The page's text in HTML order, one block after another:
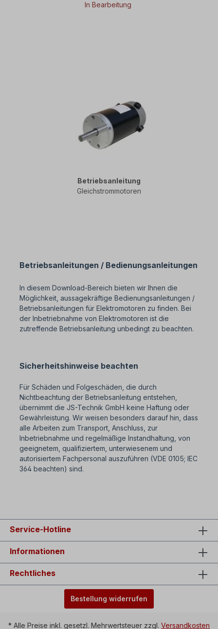
In Bearbeitung
Betriebsanleitung
Gleichstrommotoren
Betriebsanleitungen / Bedienungsanleitungen
In diesem Download-Bereich bieten wir Ihnen die
Möglichkeit, aussagekräftige Bedienungsanleitungen /
Betriebsanleitungen für Elektromotoren zu finden. Bei
der Inbetriebnahme von Elektromotoren ist die
zutreffende Betriebsanleitung unbedingt zu beachten.
Sicherheitshinweise beachten
Für Schäden und Folgeschäden, die durch
Nichtbeachtung der Betriebsanleitung entstehen,
übernimmt die JS-Technik GmbH keine Haftung oder
Gewährleistung. Wir weisen besonders darauf hin, dass
alle Arbeiten zum Transport, Anschluss, zur
Inbetriebnahme und regelmäßige Instandhaltung, von
geeignetem, qualifiziertem, unterwiesenem und
autorisiertem Fachpersonal auszuführen (VDE 0105; IEC
364 beachten) sind.
Service-Hotline
Informationen
Rechtliches
Bestellung widerrufen
* Alle Preise inkl. gesetzl. Mehrwertsteuer zzgl. Versandkosten